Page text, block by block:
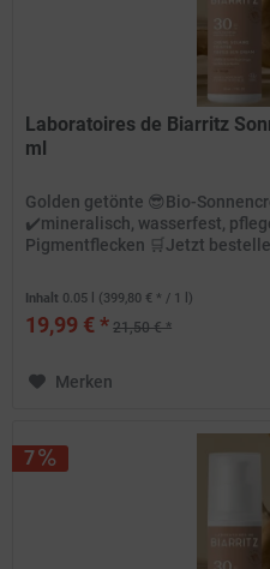
Laboratoires de Biarritz
ml
Golden getönte 😎Bio-
✔️mineralisch, wasserfest,
Pigmentflecken 🛒Jetzt
Inhalt 0.05 l (399,80 € * / 1 l)
19,99 € * 21,50 € *
Merken
7